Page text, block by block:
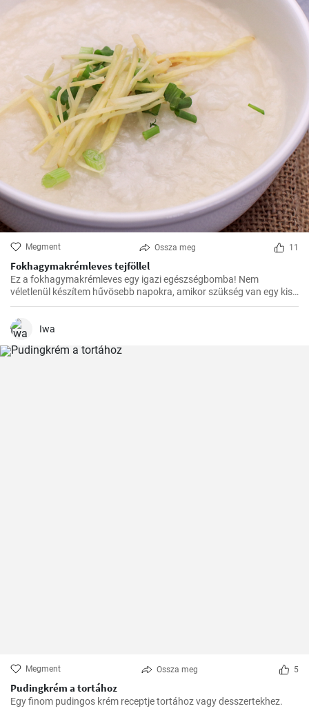
Megment Ossza meg 11
Fokhagymakrémleves tejföllel
Ez a fokhagymakrémleves egy igazi egészségbomba! Nem
véletlenül készítem hűvösebb napokra, amikor szükség van egy kis
erősítésre. Az elkészítése egyszerű, mégis isteni finom.
Iwa
Megment Ossza meg 5
Pudingkrém a tortához
Egy finom pudingos krém receptje tortához vagy desszertekhez.